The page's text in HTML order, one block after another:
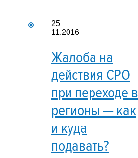
25
11.2016
Жалоба на
действия СРО
при переходе в
регионы — как
и куда
подавать?